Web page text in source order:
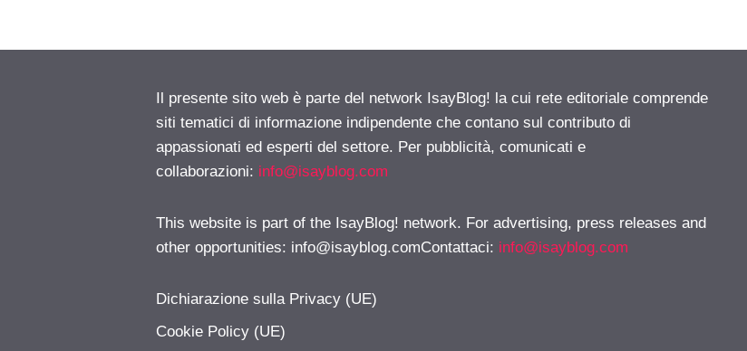
Il presente sito web è parte del network IsayBlog! la cui rete editoriale comprende
siti tematici di informazione indipendente che contano sul contributo di
appassionati ed esperti del settore. Per pubblicità, comunicati e
collaborazioni: info@isayblog.com
This website is part of the IsayBlog! network. For advertising, press releases and
other opportunities: info@isayblog.comContattaci: info@isayblog.com
Dichiarazione sulla Privacy (UE)
Cookie Policy (UE)